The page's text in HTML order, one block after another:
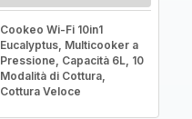
Cookeo Wi-Fi 10in1
Eucalyptus, Multicooker a
Pressione, Capacità 6L, 10
Modalità di Cottura,
Cottura Veloce